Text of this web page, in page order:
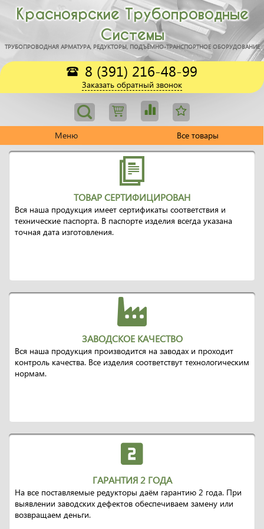
Красноярские Трубопроводные
Системы
ТРУБОПРОВОДНАЯ АРМАТУРА, РЕДУКТОРЫ, ПОДЪЁМНО-ТРАНСПОРТНОЕ ОБОРУДОВАНИЕ
8 (391) 216-48-99
Заказать обратный звонок
Меню Все товары
ТОВАР СЕРТИФИЦИРОВАН
Вся наша продукция имеет сертификаты соответствия и
технические паспорта. В паспорте изделия всегда указана
точная дата изготовления.
ЗАВОДСКОЕ КАЧЕСТВО
Вся наша продукция производится на заводах и проходит
контроль качества. Все изделия соответствут технологическим
нормам.
ГАРАНТИЯ 2 ГОДА
На все поставляемые редукторы даём гарантию 2 года. При
выявлении заводских дефектов обеспечиваем замену или
возвращаем деньги.